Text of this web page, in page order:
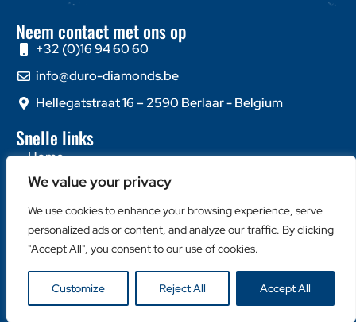
We value your privacy
We use cookies to enhance your browsing experience, serve
personalized ads or content, and analyze our traffic. By clicking
"Accept All", you consent to our use of cookies.
Customize Reject All Accept All
Neem contact met ons op
+32 (0)16 94 60 60
info@duro-diamonds.be
Hellegatstraat 16 – 2590 Berlaar - Belgium
Snelle links
Home
Over ons
Populaire categorieën
Diamantzagen
Machines